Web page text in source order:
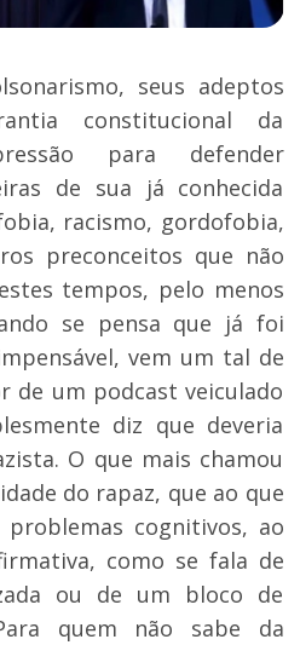
seus adeptos
constitucional da
para defender
de sua já conhecida
racismo, gordofobia,
preconceitos que não
tempos, pelo menos
se pensa que já foi
vem um tal de
de um podcast veiculado
diz que deveria
O que mais chamou
do rapaz, que ao que
cognitivos, ao
como se fala de
ou de um bloco de
quem não sabe da